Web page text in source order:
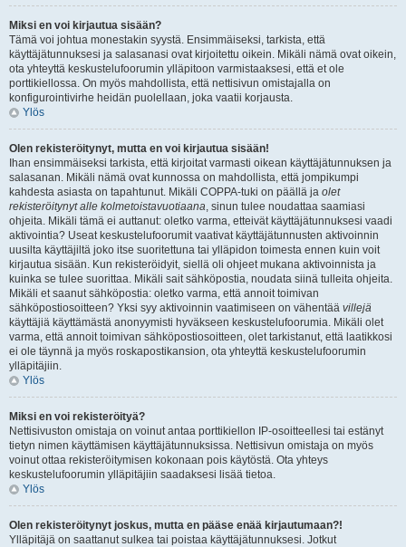
Miksi en voi kirjautua sisään?
Tämä voi johtua monestakin syystä. Ensimmäiseksi, tarkista, että
käyttäjätunnuksesi ja salasanasi ovat kirjoitettu oikein. Mikäli nämä ovat oikein,
ota yhteyttä keskustelufoorumin ylläpitoon varmistaaksesi, että et ole
porttikiellossa. On myös mahdollista, että nettisivun omistajalla on
konfigurointivirhe heidän puolellaan, joka vaatii korjausta.
Ylös
Olen rekisteröitynyt, mutta en voi kirjautua sisään!
Ihan ensimmäiseksi tarkista, että kirjoitat varmasti oikean käyttäjätunnuksen ja
salasanan. Mikäli nämä ovat kunnossa on mahdollista, että jompikumpi
kahdesta asiasta on tapahtunut. Mikäli COPPA-tuki on päällä ja olet
rekisteröitynyt alle kolmetoistavuotiaana, sinun tulee noudattaa saamiasi
ohjeita. Mikäli tämä ei auttanut: oletko varma, etteivät käyttäjätunnuksesi vaadi
aktivointia? Useat keskustelufoorumit vaativat käyttäjätunnusten aktivoinnin
uusilta käyttäjiltä joko itse suoritettuna tai ylläpidon toimesta ennen kuin voit
kirjautua sisään. Kun rekisteröidyit, siellä oli ohjeet mukana aktivoinnista ja
kuinka se tulee suorittaa. Mikäli sait sähköpostia, noudata siinä tulleita ohjeita.
Mikäli et saanut sähköpostia: oletko varma, että annoit toimivan
sähköpostiosoitteen? Yksi syy aktivoinnin vaatimiseen on vähentää villejä
käyttäjiä käyttämästä anonyymisti hyväkseen keskustelufoorumia. Mikäli olet
varma, että annoit toimivan sähköpostiosoitteen, olet tarkistanut, että laatikkosi
ei ole täynnä ja myös roskapostikansion, ota yhteyttä keskustelufoorumin
ylläpitäjiin.
Ylös
Miksi en voi rekisteröityä?
Nettisivuston omistaja on voinut antaa porttikiellon IP-osoitteellesi tai estänyt
tietyn nimen käyttämisen käyttäjätunnuksissa. Nettisivun omistaja on myös
voinut ottaa rekisteröitymisen kokonaan pois käytöstä. Ota yhteys
keskustelufoorumin ylläpitäjiin saadaksesi lisää tietoa.
Ylös
Olen rekisteröitynyt joskus, mutta en pääse enää kirjautumaan?!
Ylläpitäjä on saattanut sulkea tai poistaa käyttäjätunnuksesi. Jotkut